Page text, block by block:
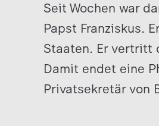
Seit Wochen war
Papst Franziskus.
Staaten. Er vertritt
Damit endet eine
Privatsekretär von